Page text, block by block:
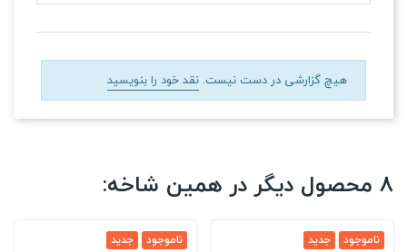
هیچ گزارشی در دست نیست. نقد خود را بنویسید
8 محصول دیگر در همین شاخه:
جدید ناموجود جدید ناموجود